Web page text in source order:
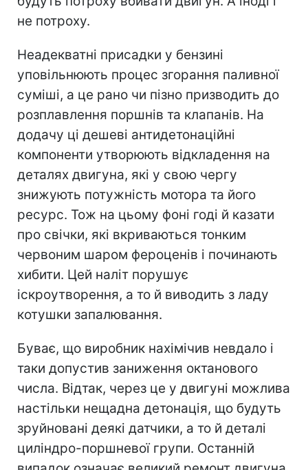
не потроху.
Неадекватні присадки у бензині
уповільнюють процес згорання паливної
суміші, а це рано чи пізно призводить до
розплавлення поршнів та клапанів. На
додачу ці дешеві антидетонаційні
компоненти утворюють відкладення на
деталях двигуна, які у свою чергу
знижують потужність мотора та його
ресурс. Тож на цьому фоні годі й казати
про свічки, які вкриваються тонким
червоним шаром фероценів і починають
хибити. Цей наліт порушує
іскроутворення, а то й виводить з ладу
котушки запалювання.
Буває, що виробник нахімічив невдало і
таки допустив заниження октанового
числа. Відтак, через це у двигуні можлива
настільки нещадна детонація, що будуть
зруйновані деякі датчики, а то й деталі
циліндро-поршневої групи. Останній